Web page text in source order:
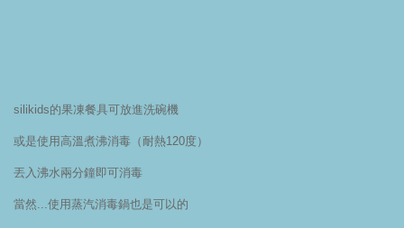
silikids的果凍餐具可放進洗碗機
或是使用高溫煮沸消毒（耐熱120度）
丟入沸水兩分鐘即可消毒
當然...使用蒸汽消毒鍋也是可以的